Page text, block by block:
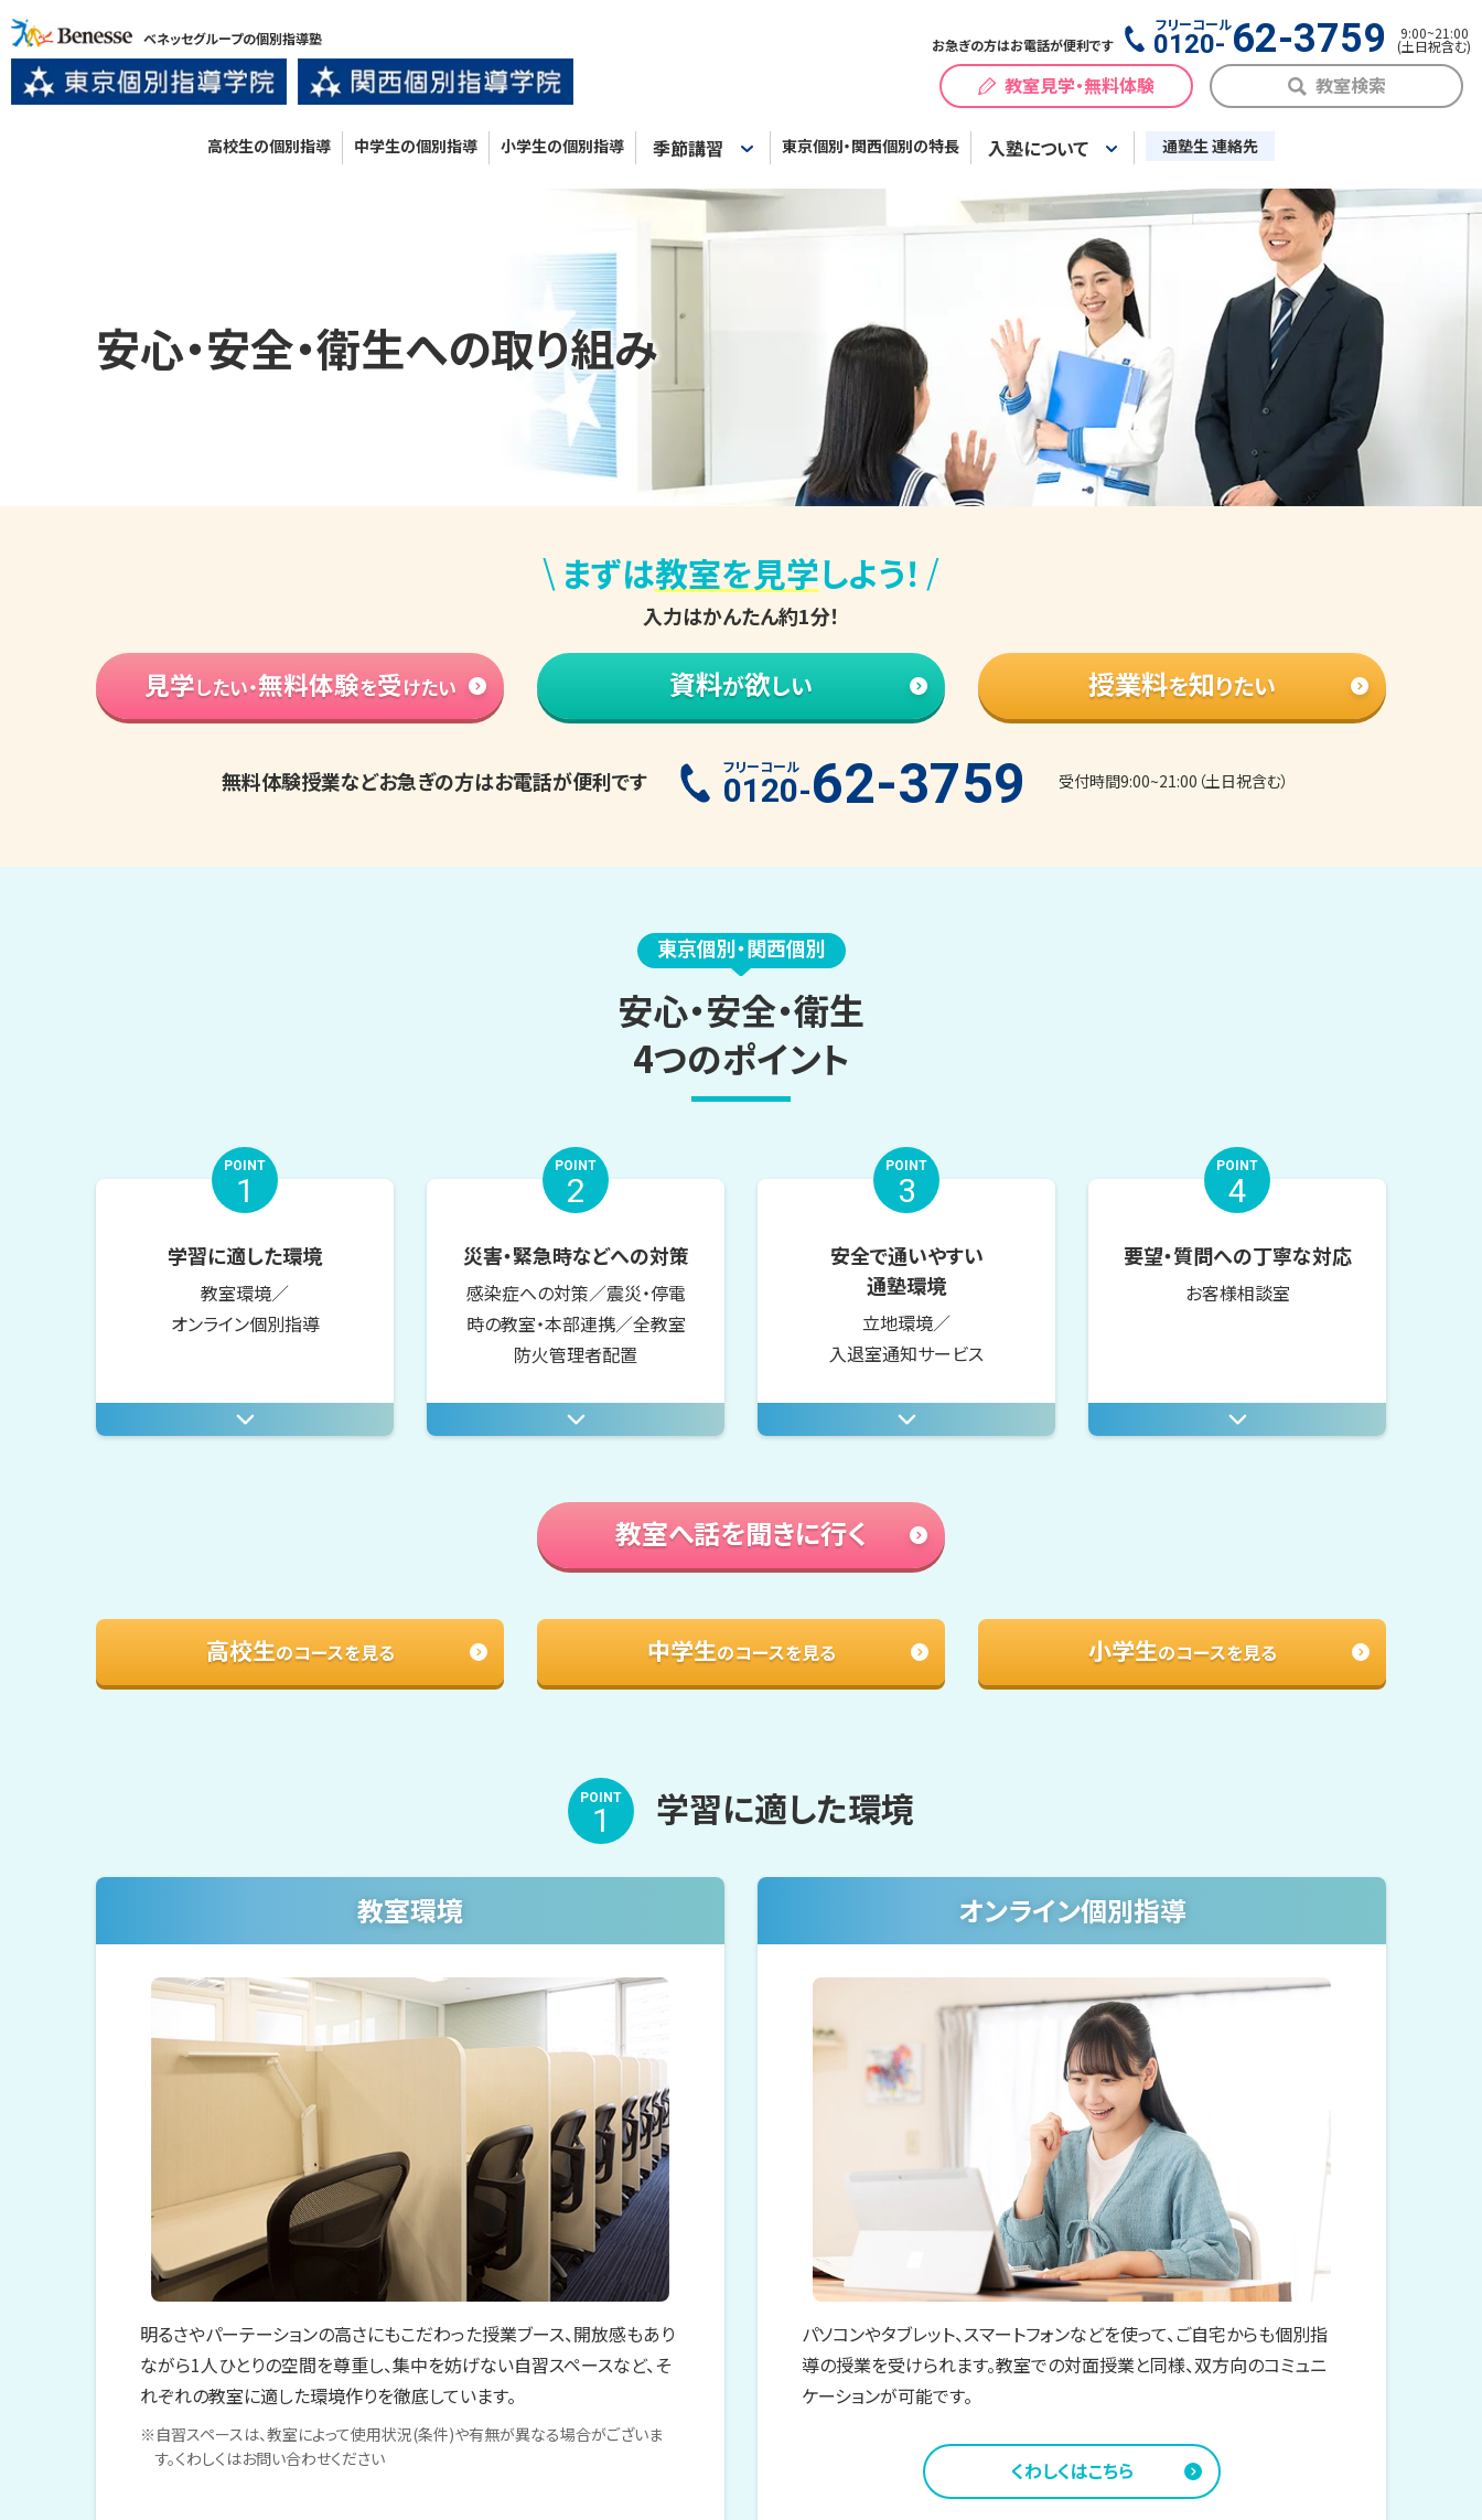
ベネッセグループの個別指導塾 お急ぎの方はお電話が便利です
フリーコール
0120- 62-3759 9:00~21:00
(土日祝含む)
教室見学・無料体験 教室検索
高校生の個別指導 中学生の個別指導 小学生の個別指導 季節講習 東京個別・関西個別の特長 入塾について 通塾生 連絡先
安心・安全・衛生への取り組み
\ まずは教室を見学しよう！ /
入力はかんたん約1分！
見学したい・無料体験を受けたい 資料が欲しい 授業料を知りたい
無料体験授業などお急ぎの方はお電話が便利です
フリーコール
0120-62-3759 受付時間9:00~21:00（土日祝含む）
東京個別・関西個別
安心・安全・衛生
4つのポイント
POINT
1
学習に適した環境
教室環境／
オンライン個別指導
POINT
2
災害・緊急時などへの対策
感染症への対策／震災・停電
時の教室・本部連携／全教室
防火管理者配置
POINT
3
安全で通いやすい
通塾環境
立地環境／
入退室通知サービス
POINT
4
要望・質問への丁寧な対応
お客様相談室
教室へ話を聞きに行く
高校生のコースを見る 中学生のコースを見る 小学生のコースを見る
POINT
1 学習に適した環境
教室環境
明るさやパーテーションの高さにもこだわった授業ブース、開放感もあり
ながら1人ひとりの空間を尊重し、集中を妨げない自習スペースなど、そ
れぞれの教室に適した環境作りを徹底しています。
※自習スペースは、教室によって使用状況(条件)や有無が異なる場合がございま
す。くわしくはお問い合わせください
オンライン個別指導
パソコンやタブレット、スマートフォンなどを使って、ご自宅からも個別指
導の授業を受けられます。教室での対面授業と同様、双方向のコミュニ
ケーションが可能です。
くわしくはこちら